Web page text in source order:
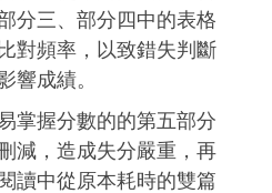
分三、部分四中的表格
對頻率，以致錯失判斷
響成績。
掌握分數的的第五部分
減，造成失分嚴重，再
讀中從原本耗時的雙篇